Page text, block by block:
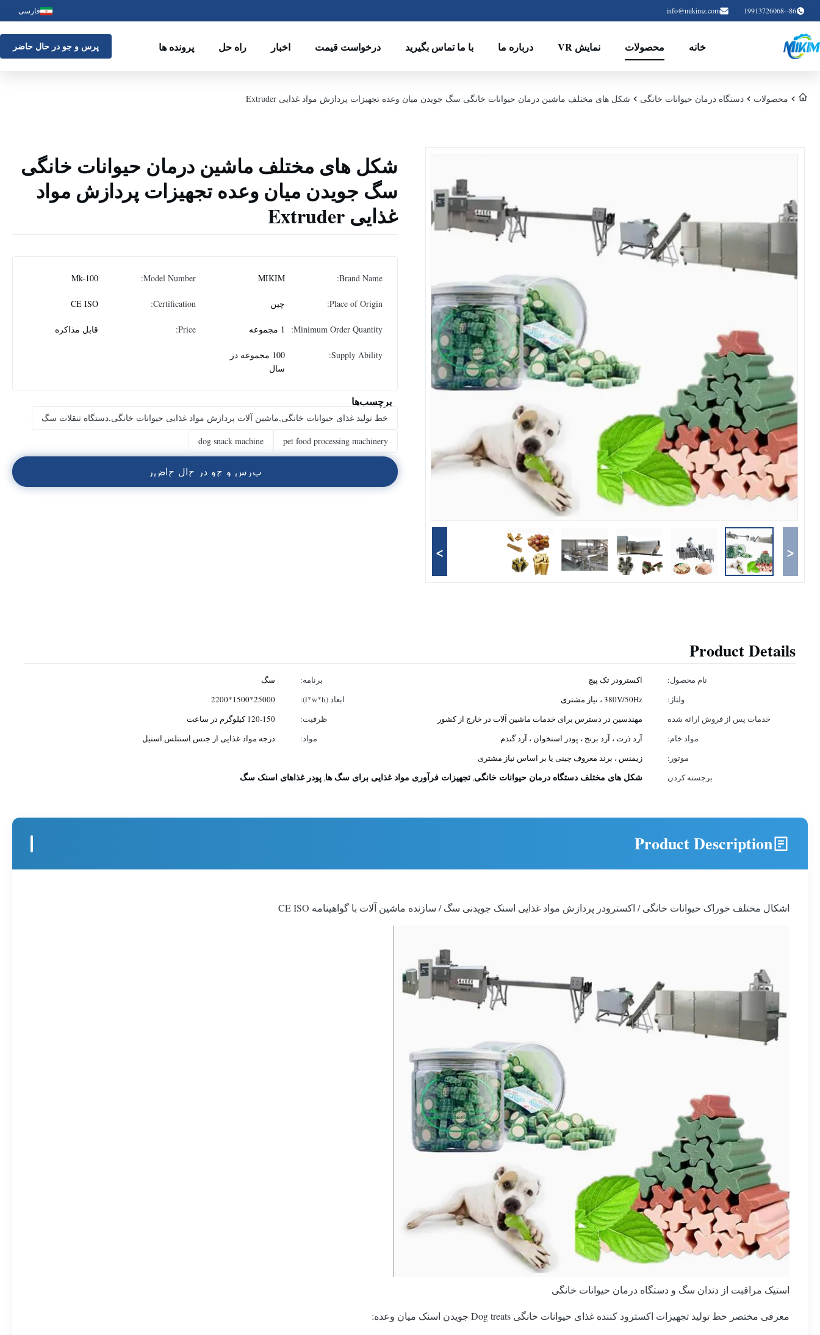
86--19913726068
info@mikimz.com فارسی
خانه محصولات نمایش VR درباره ما با ما تماس بگیرید درخواست قیمت اخبار راه حل پرونده ها پرس و جو در حال حاضر
محصولات دستگاه درمان حیوانات خانگی شکل های مختلف ماشین درمان حیوانات خانگی سگ جویدن میان وعده تجهیزات پردازش مواد غذایی Extruder
<
>
شکل های مختلف ماشین درمان حیوانات خانگی
سگ جویدن میان وعده تجهیزات پردازش مواد
غذایی Extruder
Brand Name:
MIKIM
Model Number:
Mk-100
Place of Origin: چین Certification:
CE ISO
Minimum Order Quantity: 1 مجموعه Price: قابل مذاکره
Supply Ability:
100 مجموعه در
سال
برچسب‌ها
خط تولید غذای حیوانات خانگی,ماشین آلات پردازش مواد غذایی حیوانات خانگی,دستگاه تنقلات سگ
pet food processing machinery
dog snack machine
پر س و جو در حال حاضر
Product Details
نام محصول: اکسترودر تک پیچ برنامه:
سگ
ولتاژ:
380V/50Hz ، نیاز مشتری ابعاد (l*w*h):
25000*1500*2200
خدمات پس از فروش ارائه شده
است:
مهندسین در دسترس برای خدمات ماشین آلات در خارج از کشور ظرفیت:
120-150 کیلوگرم در ساعت
مواد خام:
آرد ذرت ، آرد برنج ، پودر استخوان ، آرد گندم مواد:
درجه مواد غذایی از جنس استنلس استیل
موتور:
زیمنس ، برند معروف چینی یا بر اساس نیاز مشتری
برجسته کردن
شکل های مختلف دستگاه درمان حیوانات خانگی,تجهیزات فرآوری مواد غذایی برای سگ ها,پودر غذاهای اسنک سگ
Product Description
اشکال مختلف خوراک حیوانات خانگی / اکسترودر پردازش مواد غذایی اسنک جویدنی سگ / سازنده ماشین آلات با گواهینامه CE ISO
استیک مراقبت از دندان سگ و دستگاه درمان حیوانات خانگی
معرفی مختصر خط تولید تجهیزات اکسترود کننده غذای حیوانات خانگی Dog treats جویدن اسنک میان وعده: